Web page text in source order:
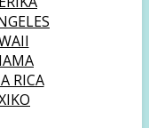
RICA